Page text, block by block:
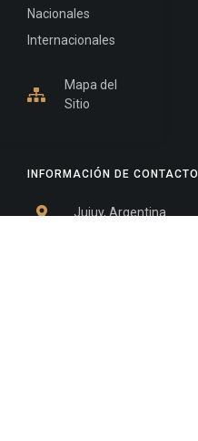
INFORMACIÓN DE CONTACTO
Jujuy, Argentina
Nacionales
Internacionales
Mapa del
Sitio